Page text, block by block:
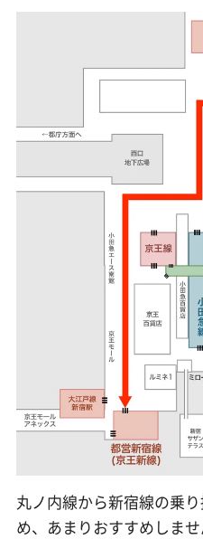
丸ノ内線から新宿線の乗
め、あまりおすすめしませ